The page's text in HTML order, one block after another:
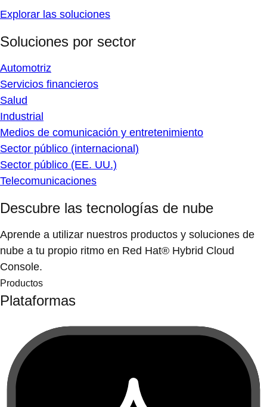
Explorar las soluciones
Soluciones por sector
Automotriz
Servicios financieros
Salud
Industrial
Medios de comunicación y entretenimiento
Sector público (internacional)
Sector público (EE. UU.)
Telecomunicaciones
Descubre las tecnologías de nube
Aprende a utilizar nuestros productos y soluciones de
nube a tu propio ritmo en Red Hat® Hybrid Cloud
Console.
Productos
Plataformas